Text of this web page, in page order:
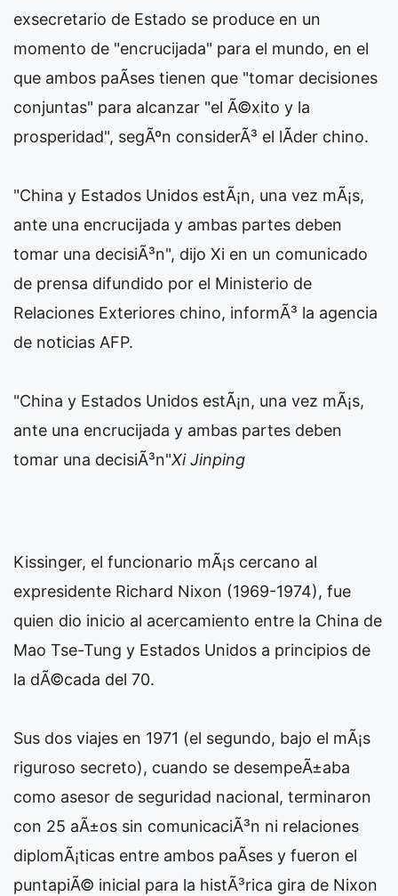
exsecretario de Estado se produce en un
momento de "encrucijada" para el mundo, en el
que ambos paÃ­ses tienen que "tomar decisiones
conjuntas" para alcanzar "el Ã©xito y la
prosperidad", segÃºn considerÃ³ el lÃ­der chino.
"China y Estados Unidos estÃ¡n, una vez mÃ¡s,
ante una encrucijada y ambas partes deben
tomar una decisiÃ³n", dijo Xi en un comunicado
de prensa difundido por el Ministerio de
Relaciones Exteriores chino, informÃ³ la agencia
de noticias AFP.
"China y Estados Unidos estÃ¡n, una vez mÃ¡s,
ante una encrucijada y ambas partes deben
tomar una decisiÃ³n"Xi Jinping
Kissinger, el funcionario mÃ¡s cercano al
expresidente Richard Nixon (1969-1974), fue
quien dio inicio al acercamiento entre la China de
Mao Tse-Tung y Estados Unidos a principios de
la dÃ©cada del 70.
Sus dos viajes en 1971 (el segundo, bajo el mÃ¡s
riguroso secreto), cuando se desempeÃ±aba
como asesor de seguridad nacional, terminaron
con 25 aÃ±os sin comunicaciÃ³n ni relaciones
diplomÃ¡ticas entre ambos paÃ­ses y fueron el
puntapiÃ© inicial para la histÃ³rica gira de Nixon